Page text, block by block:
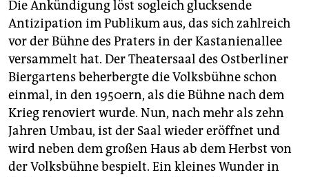
Die Ankündigung löst sogleich glucksende
Antizipation im Publikum aus, das sich zahlreich
vor der Bühne des Praters in der Kastanienallee
versammelt hat. Der Theatersaal des Ostberliner
Biergartens beherbergte die Volksbühne schon
einmal, in den 1950ern, als die Bühne nach dem
Krieg renoviert wurde. Nun, nach mehr als zehn
Jahren Umbau, ist der Saal wieder eröffnet und
wird neben dem großen Haus ab dem Herbst von
der Volksbühne bespielt. Ein kleines Wunder in